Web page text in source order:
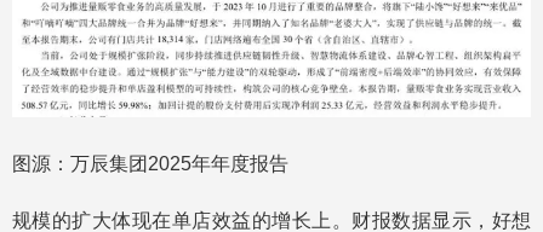
图源：万辰集团2025年年度报告
规模的扩大体现在单店效益的增长上。财报数据显示，好想